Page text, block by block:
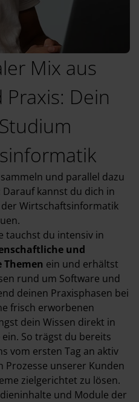
Mix aus
Dein
und parallel dazu
kannst du dich in
Wirtschaftsinformatik
tauchst du intensiv in
und
ein und erhältst
rund um Software und
deinen Praxisphasen bei
frisch erworbenen
dein Wissen direkt in
ein. So trägst du bereits
vom ersten Tag an aktiv
Prozesse unserer Kunden
zielgerichtet zu lösen.
und Module der